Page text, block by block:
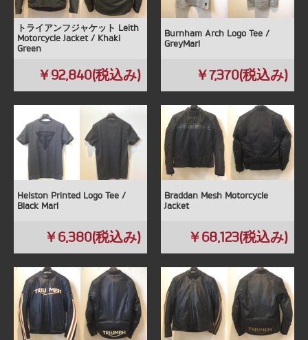
トライアンフジャケット Leith
Motorcycle Jacket / Khaki
Green
￥92,840(税込み)
Burnham Arch Logo Tee /
GreyMarl
￥7,370(税込み)
Helston Printed Logo Tee /
Black Marl
￥6,380(税込み)
Braddan Mesh Motorcycle
Jacket
￥68,123(税込み)